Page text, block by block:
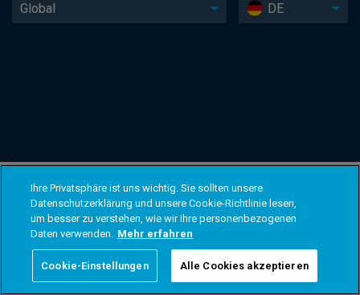
Global DE
Ihre Privatsphäre ist uns wichtig. Sie sollten unsere
Datenschutzerklärung und unsere Cookie-Richtlinie lesen,
um besser zu verstehen, wie wir Ihre personenbezogenen
Daten verwenden. Mehr erfahren
Cookie-Einstellungen Alle Cookies akzeptieren